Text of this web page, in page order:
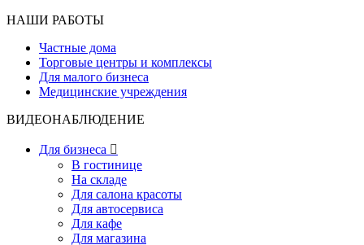
НАШИ РАБОТЫ
Частные дома
Торговые центры и комплексы
Для малого бизнеса
Медицинские учреждения
ВИДЕОНАБЛЮДЕНИЕ
Для бизнеса 
В гостинице
На складе
Для салона красоты
Для автосервиса
Для кафе
Для магазина